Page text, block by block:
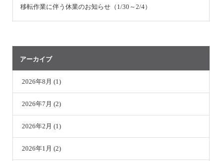
移転作業に伴う休業のお知らせ（1/30～2/4）
アーカイブ
2026年8月 (1)
2026年7月 (2)
2026年2月 (1)
2026年1月 (2)